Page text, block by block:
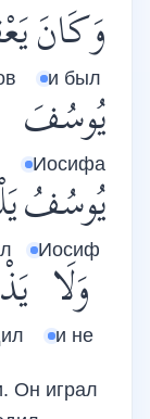
وَكَانَ
и был
يُوسُفَ
Иосифа
يُوسُفُ
Иосиф
وَلَا
и не
Он играл